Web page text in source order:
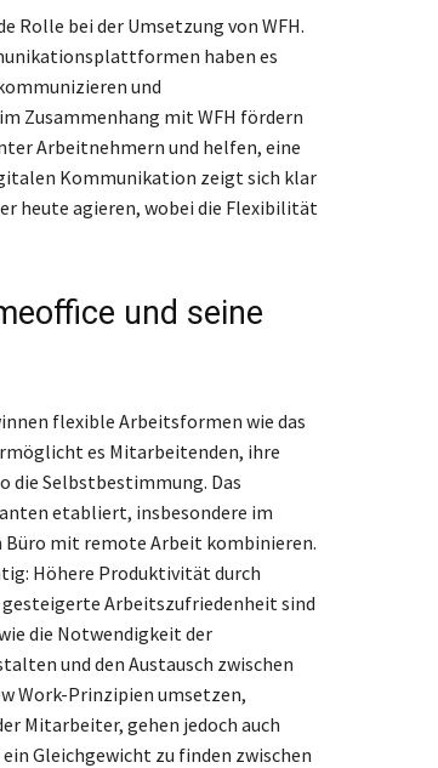
bei der Umsetzung von WFH.
haben es
und
Zusammenhang mit WFH fördern
Arbeitnehmern und helfen, eine
Kommunikation zeigt sich klar
heute agieren, wobei die Flexibilität
und seine
flexible Arbeitsformen wie das
es Mitarbeitenden, ihre
die Selbstbestimmung. Das
etabliert, insbesondere im
Büro mit remote Arbeit kombinieren.
Höhere Produktivität durch
Arbeitszufriedenheit sind
die Notwendigkeit der
und den Austausch zwischen
Work-Prinzipien umsetzen,
Mitarbeiter, gehen jedoch auch
Gleichgewicht zu finden zwischen